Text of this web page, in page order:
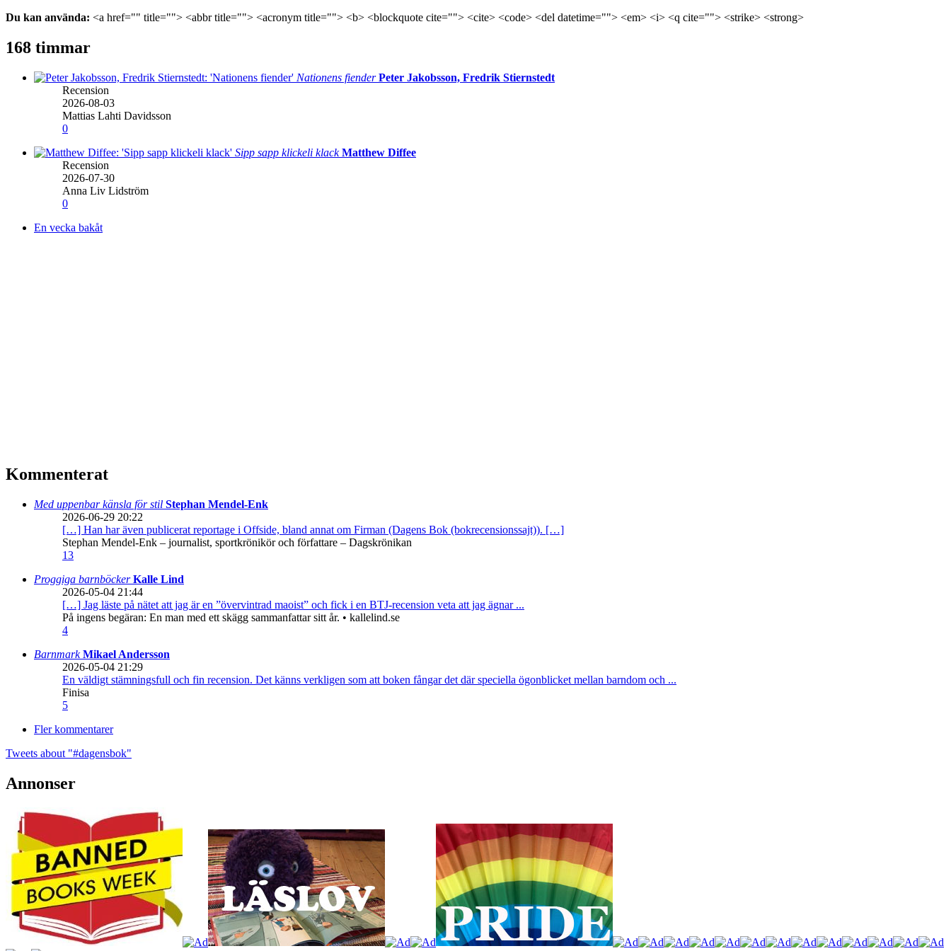
Du kan använda: <a href="" title=""> <abbr title=""> <acronym title=""> <b> <blockquote cite=""> <cite> <code> <del datetime=""> <em> <i> <q cite=""> <strike> <strong>
168 timmar
Nationens fiender Peter Jakobsson, Fredrik Stiernstedt
Recension
2026-08-03
Mattias Lahti Davidsson
0
Sipp sapp klickeli klack Matthew Diffee
Recension
2026-07-30
Anna Liv Lidström
0
En vecka bakåt
Kommenterat
Med uppenbar känsla för stil Stephan Mendel-Enk
2026-06-29 20:22
[…] Han har även publicerat reportage i Offside, bland annat om Firman (Dagens Bok (bokrecensionssajt)). […]
Stephan Mendel-Enk – journalist, sportkrönikör och författare – Dagskrönikan
13
Proggiga barnböckerKalle Lind
2026-05-04 21:44
[…] Jag läste på nätet att jag är en ”övervintrad maoist” och fick i en BTJ-recension veta att jag ägnar ...
På ingens begäran: En man med ett skägg sammanfattar sitt år. • kallelind.se
4
BarnmarkMikael Andersson
2026-05-04 21:29
En väldigt stämningsfull och fin recension. Det känns verkligen som att boken fångar det där speciella ögonblicket mellan barndom och ...
Finisa
5
Fler kommentarer
Tweets about "#dagensbok"
Annonser